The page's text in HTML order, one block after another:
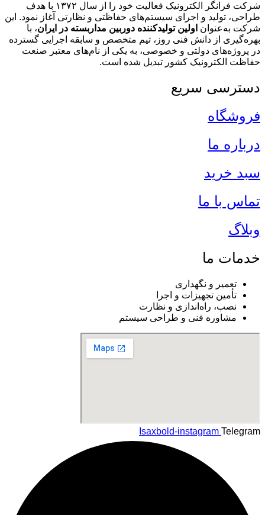
شرکت فرانگر الکترونیک فعالیت خود را از سال ۱۳۷۲ با هدف
طراحی، تولید و اجرای سیستم‌های حفاظتی و نظارتی آغاز نمود. این
شرکت به‌عنوان اولین تولیدکننده دوربین مداربسته در ایران، با
بهره‌گیری از دانش فنی روز، تیم متخصص و سابقه اجرایی گسترده
در پروژه‌های دولتی و خصوصی، به یکی از نام‌های معتبر صنعت
حفاظت الکترونیک کشور تبدیل شده است.
دسترسی سریع
فروشگاه
درباره ما
سبد خرید
تماس با ما
وبلاگ
خدمات ما
تعمیر و نگهداری
تأمین تجهیزات و اجرا
نصب، راه‌اندازی و نظارت
مشاوره فنی و طراحی سیستم
Isaxbold-instagram Telegram